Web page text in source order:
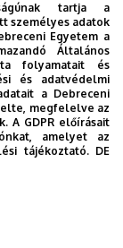
tartja a
személyes adatok
Egyetem a
Általános
folyamatait és
és adatvédelmi
a Debreceni
megfelelve az
A GDPR előírásait
amelyet az
tájékoztató. DE